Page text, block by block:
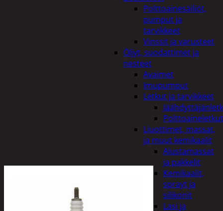
Polttoainesäiliöt,
pumput ja
tarvikkeet
Vinssit ja varusteet
Öljyt, suodattimet ja
nesteet
Avaimet
Imupumput
Letkut ja tarvikkeet
Polttoaineletkut
Liuottimet, massat,
ja muut kemikaalit
Alustamassat
ja pakkelit
Kemikaalit,
sprayt ja
silikonit
Lasi ja